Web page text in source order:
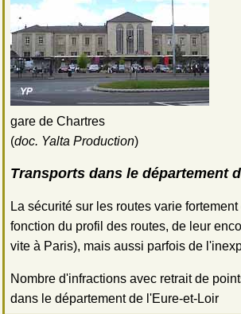
gare de Chartres
(doc. Yalta Production)
Transports dans le département
La sécurité sur les routes varie
fonction du profil des routes, de leur
vite à Paris), mais aussi parfois de
Nombre d'infractions avec retrait de
dans le département de l'Eure-et-Loir